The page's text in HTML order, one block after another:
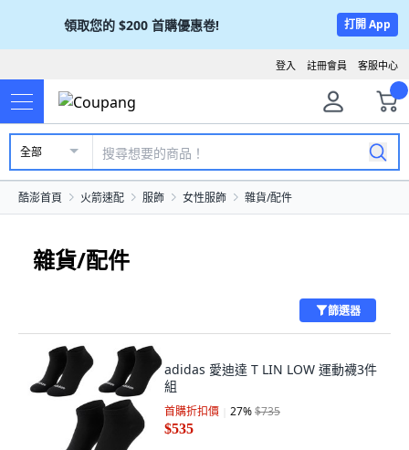
領取您的 $200 首購優惠卷! 打開 App
客服中心
註冊會員
登入
全部
酷澎首頁 火箭速配 服飾 女性服飾 雜貨/配件
雜貨/配件
篩選器
adidas 愛迪達 T LIN LOW 運動襪3件
組
首購折扣價 27%$735
$535